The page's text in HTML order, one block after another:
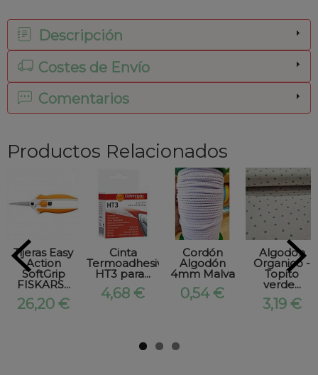
Descripción
Costes de Envío
Comentarios
Productos Relacionados
Tijeras Easy
Action
SoftGrip
FISKARS...
26,20 €
Cinta
Termoadhesiva
HT3 para...
4,68 €
Cordón
Algodón
4mm Malva
0,54 €
Algodon
Organico -
Topito
verde...
3,19 €